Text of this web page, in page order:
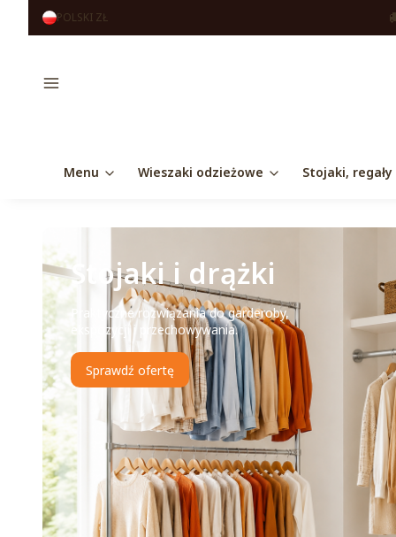
POLSKI ZŁ
Menu
Menu Wieszaki odzieżowe Stojaki,
Stojaki i drążki
Praktyczne rozwiązania do garderoby,
ekspozycji i przechowywania.
Sprawdź ofertę